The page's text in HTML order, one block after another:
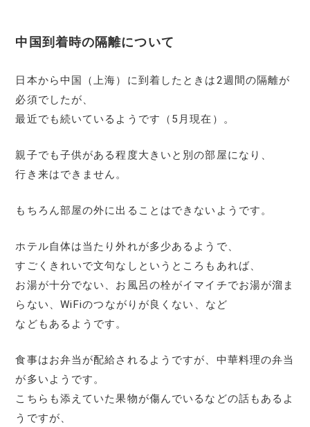
中国到着時の隔離について
日本から中国（上海）に到着したときは2週間の隔離が
必須でしたが、
最近でも続いているようです（5月現在）。
親子でも子供がある程度大きいと別の部屋になり、
行き来はできません。
もちろん部屋の外に出ることはできないようです。
ホテル自体は当たり外れが多少あるようで、
すごくきれいで文句なしというところもあれば、
お湯が十分でない、お風呂の栓がイマイチでお湯が溜ま
らない、WiFiのつながりが良くない、など
などもあるようです。
食事はお弁当が配給されるようですが、中華料理の弁当
が多いようです。
こちらも添えていた果物が傷んでいるなどの話もあるよ
うですが、